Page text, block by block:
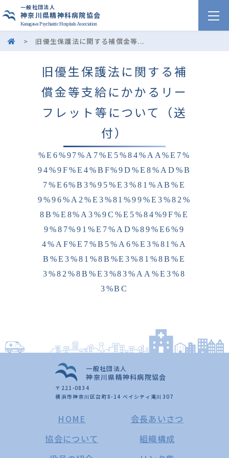
一般社団法人
神奈川県精神科病院協会
Kanagawa Psychiatric Hospitals Association
> 旧優生保護法に関する補償金等...
旧優生保護法に関する補
償金等支給にかかるリー
フレット等について（送
付）
%E6%97%A7%E5%84%AA%E7%
94%9F%E4%BF%9D%E8%AD%B
7%E6%B3%95%E3%81%AB%E
9%96%A2%E3%81%99%E3%82%
8B%E8%A3%9C%E5%84%9F%E
9%87%91%E7%AD%89%E6%9
4%AF%E7%B5%A6%E3%81%A
B%E3%81%8B%E3%81%8B%E
3%82%8B%E3%83%AA%E3%8
3%BC
一般社団法人
神奈川県精神科病院協会
〒221-0834
横浜市神奈川区台町8-14 ベイシティ滝川307
HOME
会長あいさつ
協会について
組織構成